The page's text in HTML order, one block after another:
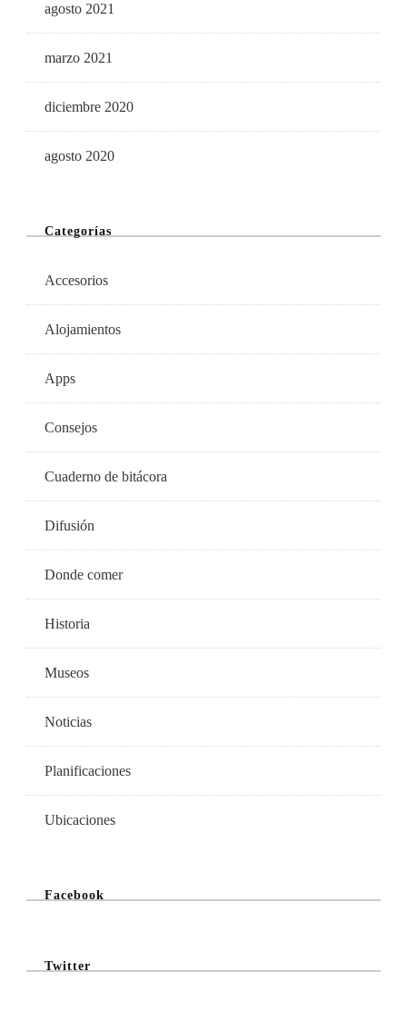
agosto 2021
marzo 2021
diciembre 2020
agosto 2020
Categorías
Accesorios
Alojamientos
Apps
Consejos
Cuaderno de bitácora
Difusión
Donde comer
Historia
Museos
Noticias
Planificaciones
Ubicaciones
Facebook
Twitter